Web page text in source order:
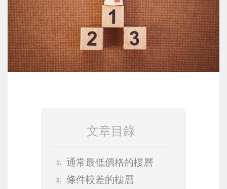
文章目錄
通常最低價格的樓層
條件較差的樓層